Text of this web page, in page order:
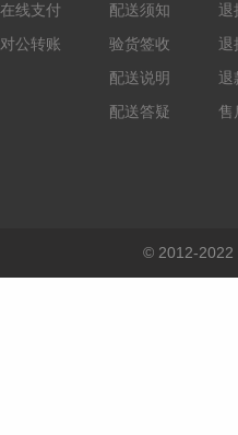
在线支付
对公转账
配送须知
验货签收
配送说明
配送答疑
退
退
退
售
© 2012-2022